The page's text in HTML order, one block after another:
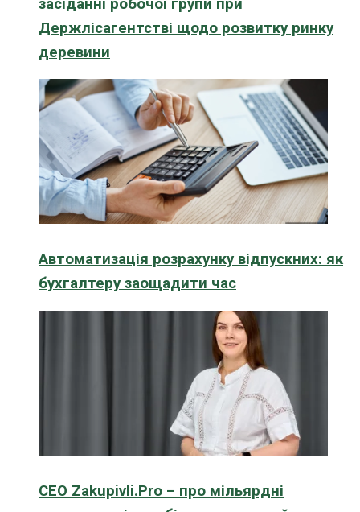
засіданні робочої групи при
Держлісагентстві щодо розвитку ринку
деревини
Автоматизація розрахунку відпускних: як
бухгалтеру заощадити час
CEO Zakupivli.Pro – про мільярдні